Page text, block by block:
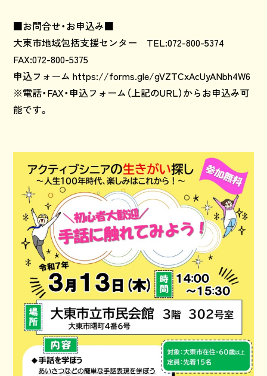
■お問合せ・お申込み■
大東市地域包括支援センター TEL:072-800-5374
FAX:072-800-5375
申込フォームhttps://forms.gle/gVZTCxAcUyANbh4W6
※電話・FAX・申込フォーム（上記のURL）からお申込み可
能です。